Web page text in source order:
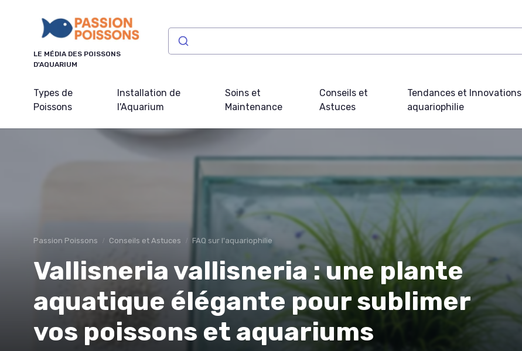
LE MÉDIA DES POISSONS
D'AQUARIUM
Types de
Poissons
Installation de
l'Aquarium
Soins et
Maintenance
Conseils et
Astuces
Tendances et Innovations
aquariophilie
Passion Poissons Conseils et Astuces FAQ sur l'aquariophilie
Vallisneria vallisneria : une plante
aquatique élégante pour sublimer
vos poissons et aquariums